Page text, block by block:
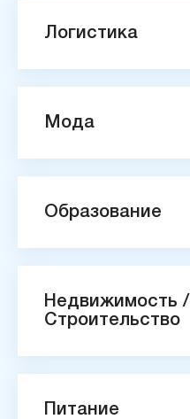
Логистика
Мода
Образование
Недвижимость /
Строительство
Питание